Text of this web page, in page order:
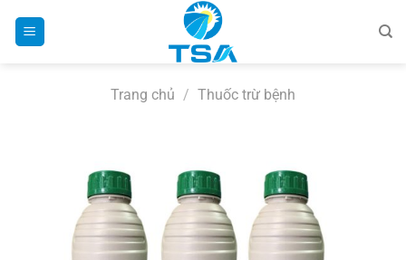
Trang chủ / Thuốc trừ bệnh